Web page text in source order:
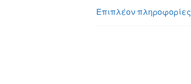
Επιπλέον πληροφορίες